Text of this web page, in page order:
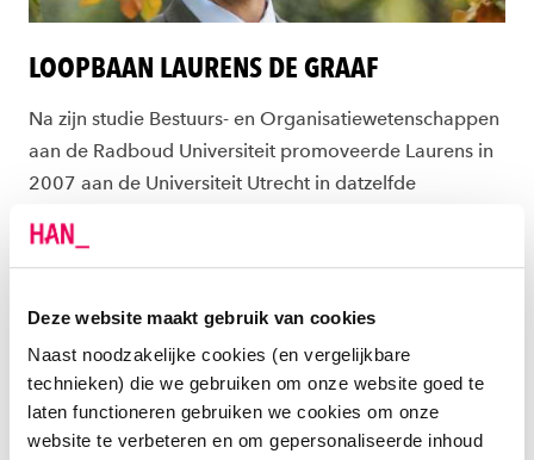
Deze website maakt gebruik van cookies
Naast noodzakelijke cookies (en vergelijkbare
technieken) die we gebruiken om onze website goed te
laten functioneren gebruiken we cookies om onze
website te verbeteren en om gepersonaliseerde inhoud
LOOPBAAN LAURENS DE GRAAF
Na zijn studie Bestuurs- en Organisatiewetenschappen
aan de Radboud Universiteit promoveerde Laurens in
2007 aan de Universiteit Utrecht in datzelfde
universitair docent aan Tilburg University en lector aan
senior docent Public Governance aan Tilburg
University. Ook geeft hij gastlessen over burgerschap
en respect op basisscholen, middelbare scholen,